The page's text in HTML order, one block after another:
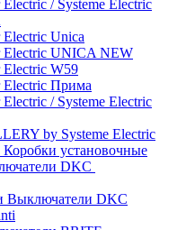
Electric / Systeme Electric
Electric Unica
Electric UNICA NEW
Electric W59
Electric Прима
Electric / Systeme Electric
by Systeme Electric
установочные
DKC
Выключатели DKC